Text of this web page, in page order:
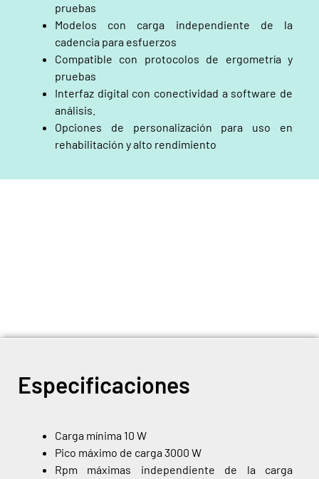
pruebas
Modelos con carga independiente de la
cadencia para esfuerzos
Compatible con protocolos de ergometría y
pruebas
Interfaz digital con conectividad a software de
análisis.
Opciones de personalización para uso en
rehabilitación y alto rendimiento
Especificaciones
Carga mínima 10 W
Pico máximo de carga 3000 W
Rpm máximas independiente de la carga